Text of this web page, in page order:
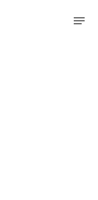
Menu